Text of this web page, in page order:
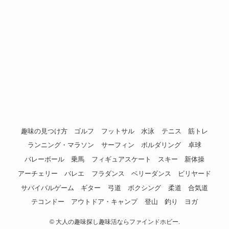
趣味の見つけ方 ゴルフ フットサル 水泳 テニス
筋トレ
ランニング・マラソン
サーフィン ボルダリング
卓球
バレーボール
乗馬 フィギュアスケート スキー
新体操
アーチェリー
バレエ フラダンス ベリーダンス
ビリヤード
サバイバルゲーム
ギター 弓道 ボクシング 柔道
合気道
テコンドー
アウトドア・キャンプ 登山 釣り ヨガ
©大人の趣味探し趣味活ならファインドホビー.